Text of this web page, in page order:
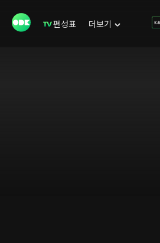
편성표 더보기